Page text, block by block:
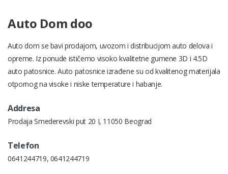
Auto Dom doo
Auto dom se bavi prodajom, uvozom i distribucijom auto delova i
opreme. Iz ponude ističemo visoko kvalitetne gumene 3D i 4.5D
auto patosnice. Auto patosnice izrađene su od kvalitenog materijala
otpornog na visoke i niske temperature i habanje.
Addresa
Prodaja Smederevski put 20 I, 11050 Beograd
Telefon
0641244719, 0641244719